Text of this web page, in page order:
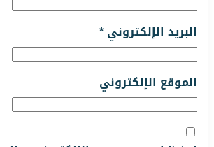
البريد الإلكتروني*
الموقع الإلكتروني